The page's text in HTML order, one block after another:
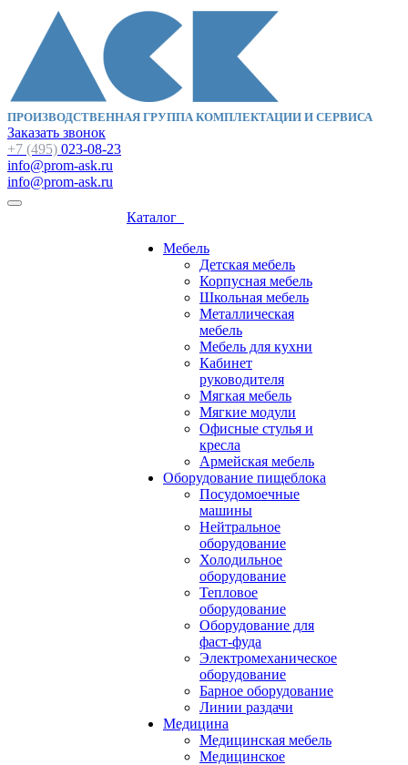
ПРОИЗВОДСТВЕННАЯ ГРУППА КОМПЛЕКТАЦИИ И СЕРВИСА
Заказать звонок
+7 (495) 023-08-23
info@prom-ask.ru
info@prom-ask.ru
Каталог
Мебель
Детская мебель
Корпусная мебель
Школьная мебель
Металлическая
мебель
Мебель для кухни
Кабинет
руководителя
Мягкая мебель
Мягкие модули
Офисные стулья и
кресла
Армейская мебель
Оборудование пищеблока
Посудомоечные
машины
Нейтральное
оборудование
Холодильное
оборудование
Тепловое
оборудование
Оборудование для
фаст-фуда
Электромеханическое
оборудование
Барное оборудование
Линии раздачи
Медицина
Медицинская мебель
Медицинское